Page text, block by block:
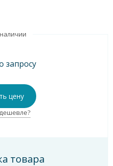
запросу
цену
товара